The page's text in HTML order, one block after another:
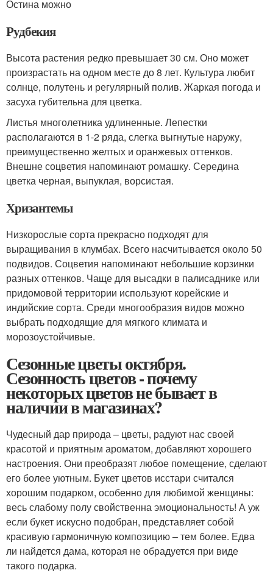
Остина можно
Рудбекия
Высота растения редко превышает 30 см. Оно может
произрастать на одном месте до 8 лет. Культура любит
солнце, полутень и регулярный полив. Жаркая погода и
засуха губительна для цветка.
Листья многолетника удлиненные. Лепестки
располагаются в 1-2 ряда, слегка выгнутые наружу,
преимущественно желтых и оранжевых оттенков.
Внешне соцветия напоминают ромашку. Середина
цветка черная, выпуклая, ворсистая.
Хризантемы
Низкорослые сорта прекрасно подходят для
выращивания в клумбах. Всего насчитывается около 50
подвидов. Соцветия напоминают небольшие корзинки
разных оттенков. Чаще для высадки в палисаднике или
придомовой территории используют корейские и
индийские сорта. Среди многообразия видов можно
выбрать подходящие для мягкого климата и
морозоустойчивые.
Сезонные цветы октября.
Сезонность цветов - почему
некоторых цветов не бывает в
наличии в магазинах?
Чудесный дар природа – цветы, радуют нас своей
красотой и приятным ароматом, добавляют хорошего
настроения. Они преобразят любое помещение, сделают
его более уютным. Букет цветов исстари считался
хорошим подарком, особенно для любимой женщины:
весь слабому полу свойственна эмоциональность! А уж
если букет искусно подобран, представляет собой
красивую гармоничную композицию – тем более. Едва
ли найдется дама, которая не обрадуется при виде
такого подарка.